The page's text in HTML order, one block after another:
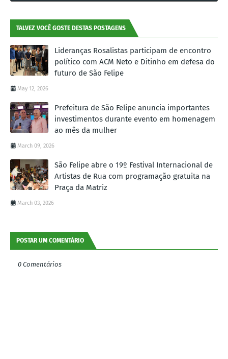
TALVEZ VOCÊ GOSTE DESTAS POSTAGENS
Lideranças Rosalistas participam de encontro
político com ACM Neto e Ditinho em defesa do
futuro de São Felipe
May 12, 2026
Prefeitura de São Felipe anuncia importantes
investimentos durante evento em homenagem
ao mês da mulher
March 09, 2026
São Felipe abre o 19º Festival Internacional de
Artistas de Rua com programação gratuita na
Praça da Matriz
March 03, 2026
POSTAR UM COMENTÁRIO
0 Comentários